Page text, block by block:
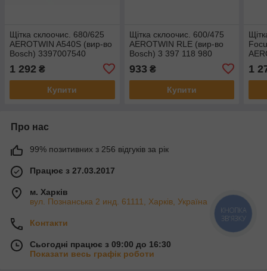
Щітка склоочис. 680/625
AEROTWIN A540S (вир-во
Bosch) 3397007540
1 292 ₴
Купити
Щітка склоочис. 600/475
AEROTWIN RLE (вир-во
Bosch) 3 397 118 980
933 ₴
Купити
1
Про нас
99% позитивних з 256 відгуків за рік
Працює з 27.03.2017
м. Харків
вул. Познанська 2 инд. 61111, Харків, Україна
Контакти
Сьогодні працює з 09:00 до 16:30
Показати весь графік роботи
КНОПКА
ЗВ'ЯЗКУ